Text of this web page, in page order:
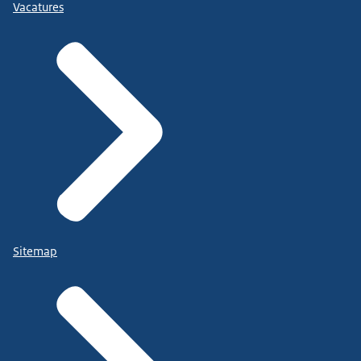
Vacatures
Sitemap